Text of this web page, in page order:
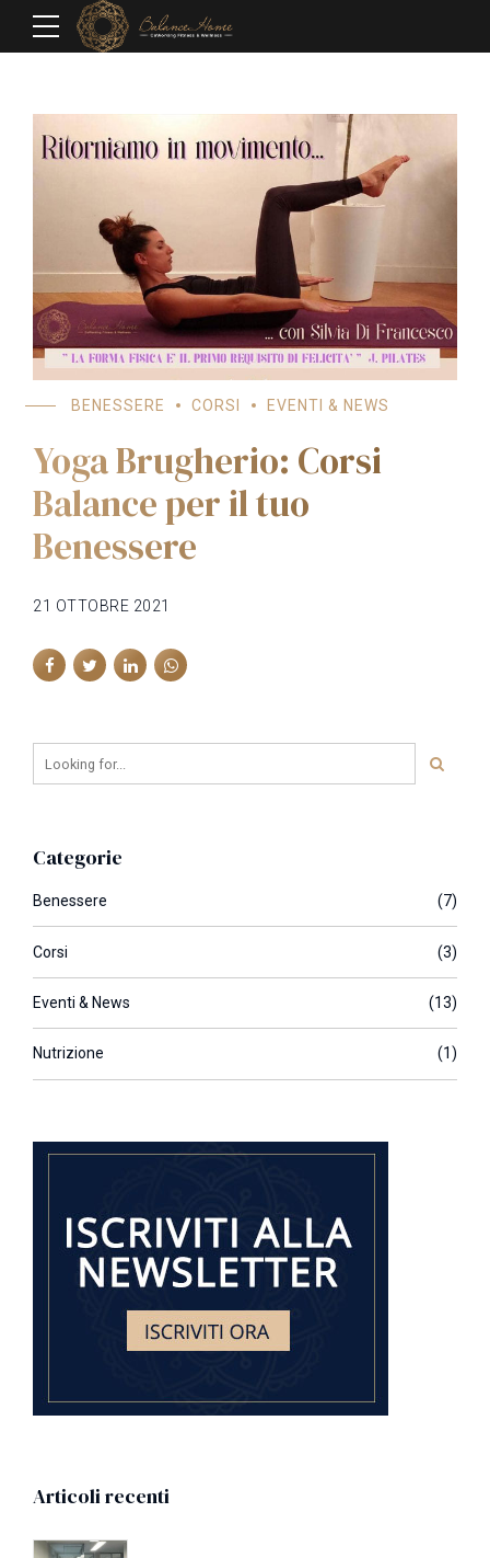
BENESSERE CORSI EVENTI & NEWS
Yoga Brugherio: Corsi
Balance per il tuo
Benessere
21 OTTOBRE 2021
Categorie
Benessere (7)
Corsi (3)
Eventi & News (13)
Nutrizione (1)
Articoli recenti